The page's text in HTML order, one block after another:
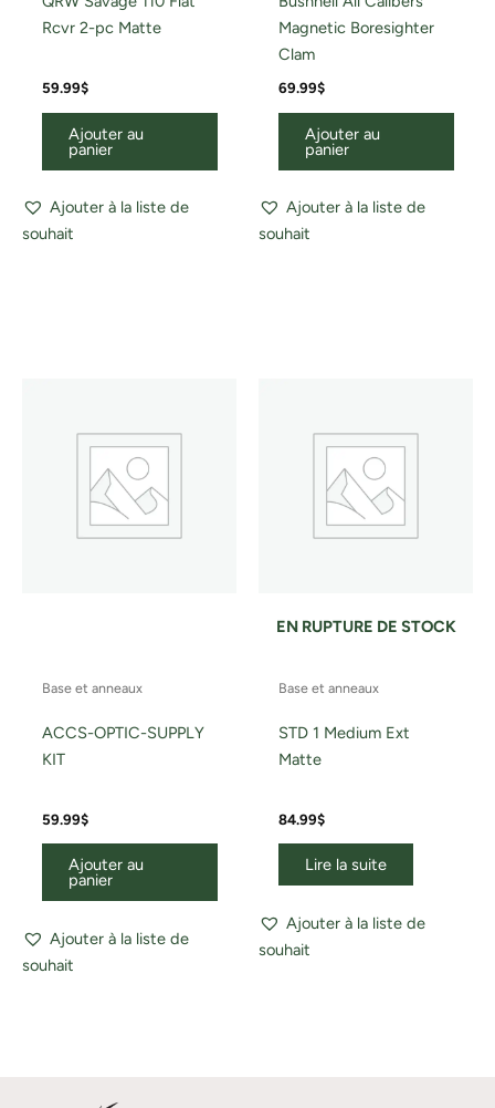
Rcvr 2-pc Matte
59.99$
Ajouter au
panier
Ajouter à la liste de
souhait
Magnetic Boresighter
Clam
69.99$
Ajouter au
panier
Ajouter à la liste de
souhait
Base et anneaux
ACCS-OPTIC-SUPPLY
KIT
59.99$
Ajouter au
panier
Ajouter à la liste de
souhait
EN RUPTURE DE STOCK
Base et anneaux
STD 1 Medium Ext
Matte
84.99$
Lire la suite
Ajouter à la liste de
souhait